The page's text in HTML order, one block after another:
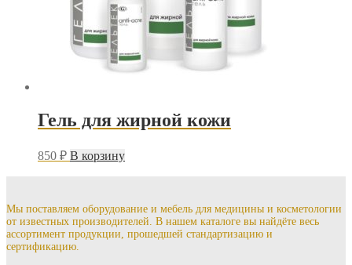
Гель для жирной кожи
850 ₽ В корзину
Мы поставляем оборудование и мебель для медицины и косметологии
от известных производителей. В нашем каталоге вы найдёте весь
ассортимент продукции, прошедшей стандартизацию и
сертификацию.